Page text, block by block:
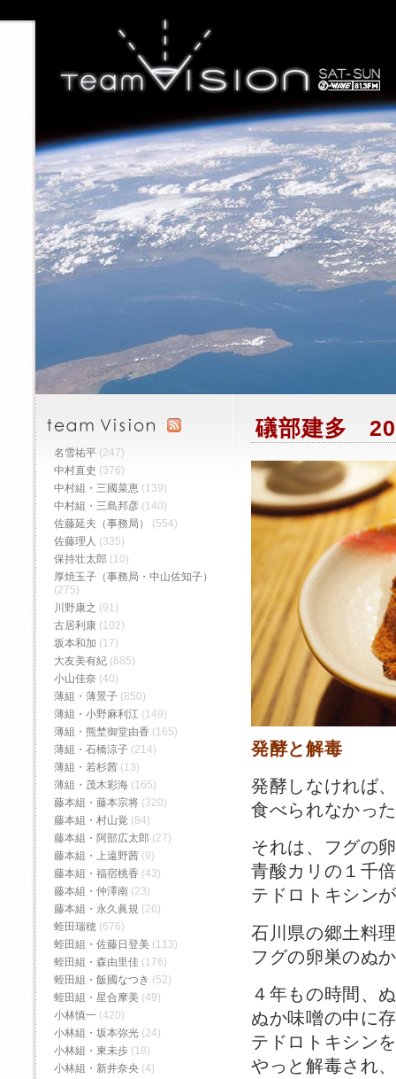
礒部建多 20
発酵と解毒
発酵しなければ
食べられなかっ
それは、フグの
青酸カリの１千
テドロトキシン
石川県の郷土料
フグの卵巣のぬ
４年もの時間、
ぬか味噌の中に
テドロトキシン
やっと解毒され
名雪祐平 (247)
中村直史 (376)
中村組・三國菜恵 (139)
中村組・三島邦彦 (140)
佐藤延夫（事務局）
(554)
佐藤理人 (335)
保持壮太郎 (10)
厚焼玉子（事務局・中山佐知子）
(275)
川野康之 (91)
古居利康 (102)
坂本和加 (17)
大友美有紀 (685)
小山佳奈 (40)
薄組・薄景子 (850)
薄組・小野麻利江 (149)
薄組・熊埜御堂由香 (165)
薄組・石橋涼子 (214)
薄組・若杉茜 (13)
薄組・茂木彩海 (165)
藤本組・藤本宗将 (320)
藤本組・村山覚 (84)
藤本組・阿部広太郎 (27)
藤本組・上遠野茜 (9)
藤本組・福宿桃香‬ (43)
藤本組・仲澤南 (23)
藤本組・永久眞規 (26)
蛭田瑞穂 (676)
蛭田組・佐藤日登美 (113)
蛭田組・森由里佳 (176)
蛭田組・飯國なつき (52)
蛭田組・星合摩美 (49)
小林慎一 (420)
小林組・坂本弥光 (24)
小林組・東未歩 (18)
小林組・新井奈央 (4)